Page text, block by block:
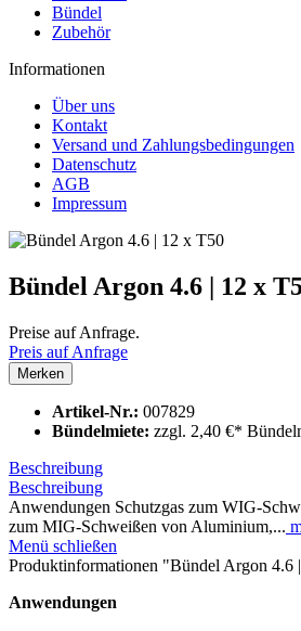
Bündel
Zubehör
Informationen
Über uns
Kontakt
Versand und Zahlungsbedingungen
Datenschutz
AGB
Impressum
Bündel Argon 4.6 | 12 x
Preise auf Anfrage.
Preis auf Anfrage
Merken
Artikel-Nr.: 007829
Bündelmiete: zzgl. 2,40 €*
Beschreibung
Beschreibung
Anwendungen Schutzgas zum WIG-
zum MIG-Schweißen von Aluminium,...
Menü schließen
Produktinformationen "Bündel Argon 4.6
Anwendungen